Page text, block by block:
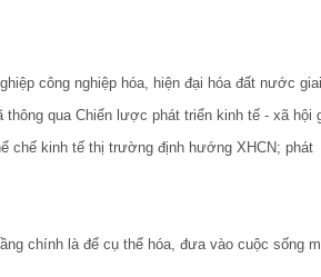
công nghiệp hóa, hiện đại hóa đất nước giai
qua Chiến lược phát triển kinh tế - xã hội
chế kinh tế thị trường định hướng XHCN; phát
chính là để cụ thể hóa, đưa vào cuộc sống